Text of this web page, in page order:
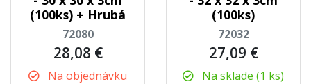
(100ks) + Hrubá
72080
28,08 €
Na objednávku
(100ks)
72032
27,09 €
Na sklade (1 ks)